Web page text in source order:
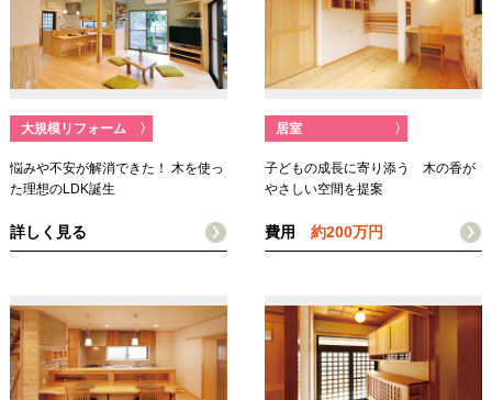
大規模リフォーム 〉
悩みや不安が解消できた！ 木を使っ
た理想のLDK誕生
詳しく見る
居室 〉
子どもの成長に寄り添う 木の香が
やさしい空間を提案
費用約200万円